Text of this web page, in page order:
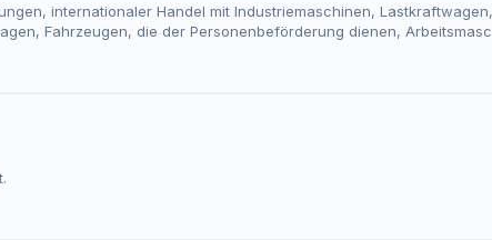
internationaler Handel mit Industriemaschinen,
Fahrzeugen, die der Personenbeförderung dienen,
Bereich speziell für die Logistik und den Aufbau von individuellen